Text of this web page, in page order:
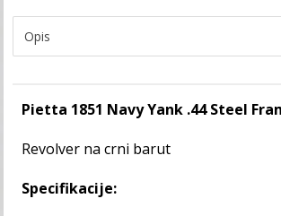
Pietta 1851 Navy Yank .44 Steel
Revolver na crni barut
Specifikacije: